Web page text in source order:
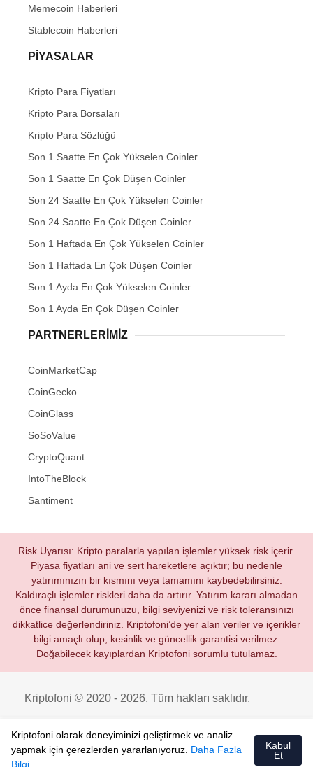
Memecoin Haberleri
Stablecoin Haberleri
PIYASALAR
Kripto Para Fiyatları
Kripto Para Borsaları
Kripto Para Sözlüğü
Son 1 Saatte En Çok Yükselen Coinler
Son 1 Saatte En Çok Düşen Coinler
Son 24 Saatte En Çok Yükselen Coinler
Son 24 Saatte En Çok Düşen Coinler
Son 1 Haftada En Çok Yükselen Coinler
Son 1 Haftada En Çok Düşen Coinler
Son 1 Ayda En Çok Yükselen Coinler
Son 1 Ayda En Çok Düşen Coinler
PARTNERLERIMIZ
CoinMarketCap
CoinGecko
CoinGlass
SoSoValue
CryptoQuant
IntoTheBlock
Santiment
Risk Uyarısı: Kripto paralarla yapılan işlemler yüksek risk içerir.
Piyasa fiyatları ani ve sert hareketlere açıktır; bu nedenle
yatırımınızın bir kısmını veya tamamını kaybedebilirsiniz.
Kaldıraçlı işlemler riskleri daha da artırır. Yatırım kararı almadan
önce finansal durumunuzu, bilgi seviyenizi ve risk toleransınızı
dikkatlice değerlendiriniz. Kriptofoni’de yer alan veriler ve içerikler
bilgi amaçlı olup, kesinlik ve güncellik garantisi verilmez.
Doğabilecek kayıplardan Kriptofoni sorumlu tutulamaz.
Kriptofoni © 2020 - 2026. Tüm hakları saklıdır.
Kriptofoni olarak deneyiminizi geliştirmek ve analiz
yapmak için çerezlerden yararlanıyoruz. Daha Fazla
Bilgi
Kabul
Et